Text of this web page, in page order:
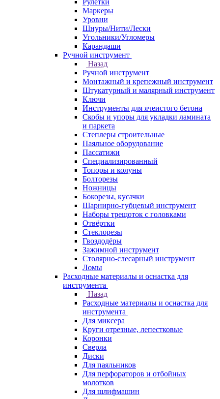
Рулетки
Маркеры
Уровни
Шнуры/Нити/Лески
Угольники/Угломеры
Карандаши
Ручной инструмент
Назад
Ручной инструмент
Монтажный и крепежный инструмент
Штукатурный и малярный инструмент
Ключи
Инструменты для ячеистого бетона
Скобы и упоры для укладки ламината
и паркета
Степлеры строительные
Паяльное оборудование
Пассатижи
Специализированный
Топоры и колуны
Болторезы
Ножницы
Бокорезы, кусачки
Шарнирно-губцевый инструмент
Наборы трещоток с головками
Отвёртки
Стеклорезы
Гвоздодёры
Зажимной инструмент
Столярно-слесарный инструмент
Ломы
Расходные материалы и оснастка для
инструмента
Назад
Расходные материалы и оснастка для
инструмента
Для миксера
Круги отрезные, лепестковые
Коронки
Сверла
Диски
Для паяльников
Для перфораторов и отбойных
молотков
Для шлифмашин